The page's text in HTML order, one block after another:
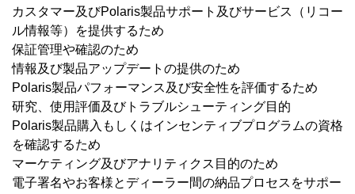
カスタマー及びPolaris製品サポート及びサービス（リコー
ル情報等）を提供するため
保証管理や確認のため
情報及び製品アップデートの提供のため
Polaris製品パフォーマンス及び安全性を評価するため
研究、使用評価及びトラブルシューティング目的
Polaris製品購入もしくはインセンティブプログラムの資格
を確認するため
マーケティング及びアナリティクス目的のため
電子署名やお客様とディーラー間の納品プロセスをサポー